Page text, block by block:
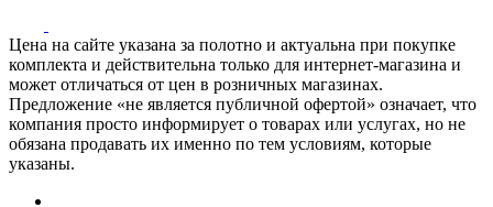
Цена на сайте указана за полотно и актуальна при покупке
комплекта и действительна только для интернет-магазина и
может отличаться от цен в розничных магазинах.
Предложение «не является публичной офертой» означает, что
компания просто информирует о товарах или услугах, но не
обязана продавать их именно по тем условиям, которые
указаны.